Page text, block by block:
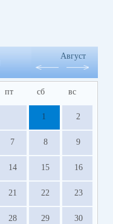
Август
пт сб вс
1 2
7 8 9
14 15 16
21 22 23
28 29 30